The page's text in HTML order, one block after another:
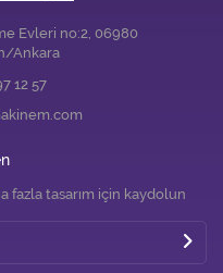
Evleri no:2, 06980
Ankara
12 57
fazla tasarım için kaydolun